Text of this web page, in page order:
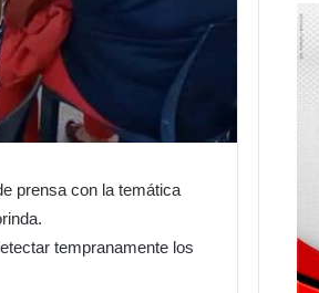
prensa con la temática
tempranamente los